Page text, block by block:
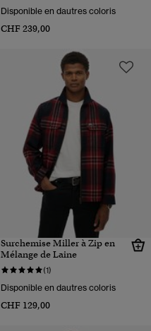
Disponible en dautres coloris
CHF 239,00
Surchemise Miller à Zip en
Mélange de Laine
(1)
Disponible en dautres coloris
CHF 129,00